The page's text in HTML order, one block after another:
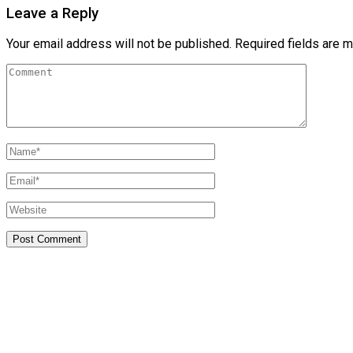
Leave a Reply
Your email address will not be published. Required fields are